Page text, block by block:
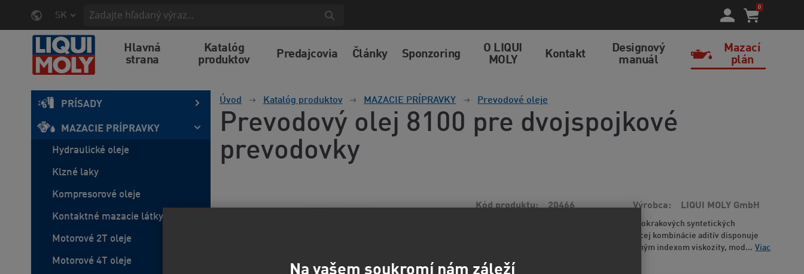
SK
0
Hlavná
strana
Katalóg
produktov
Predajcovia Články Sponzoring
O LIQUI
MOLY
Kontakt
Designový
manuál
Mazací
plán
PRÍSADY
MAZACIE PRÍPRAVKY
Hydraulické oleje
Klzné laky
Kompresorové oleje
Kontaktné mazacie látky
Motorové 2T oleje
Motorové 4T oleje
Úvod Katalóg produktov MAZACIE PRÍPRAVKY Prevodové oleje
Prevodový olej 8100 pre dvojspojkové
prevodovky
Kód produktu 20466 Výrobca LIQUI MOLY GmbH
Vysoko akostný prevodový olej na báze hydrokrakových syntetických
základových olejov. Vďaka použitiu vynikajúcej kombinácie aditív disponuje
olej extrémnou strihovou stabilitou, zlepšeným indexom viskozity, mod... Viac
Na vašem soukromí nám záleží